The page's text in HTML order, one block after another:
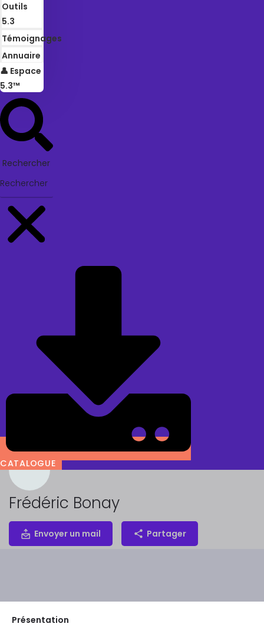
Outils
5.3
Témoignages
Annuaire
👤 Espace
5.3™
Rechercher
CATALOGUE
Frédéric Bonay
Envoyer un mail Partager
Présentation